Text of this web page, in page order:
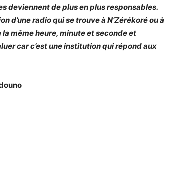
deviennent de plus en plus responsables.
d’une radio qui se trouve à N’Zérékoré ou à
même heure, minute et seconde et
car c’est une institution qui répond aux